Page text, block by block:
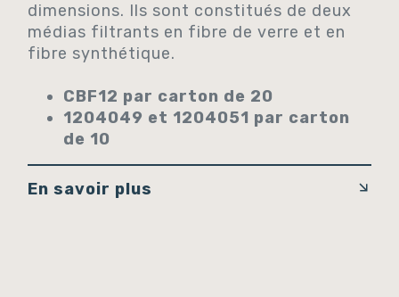
dimensions. Ils sont constitués de deux
médias filtrants en fibre de verre et en
fibre synthétique.
CBF12 par carton de 20
1204049 et 1204051 par carton
de 10
En savoir plus